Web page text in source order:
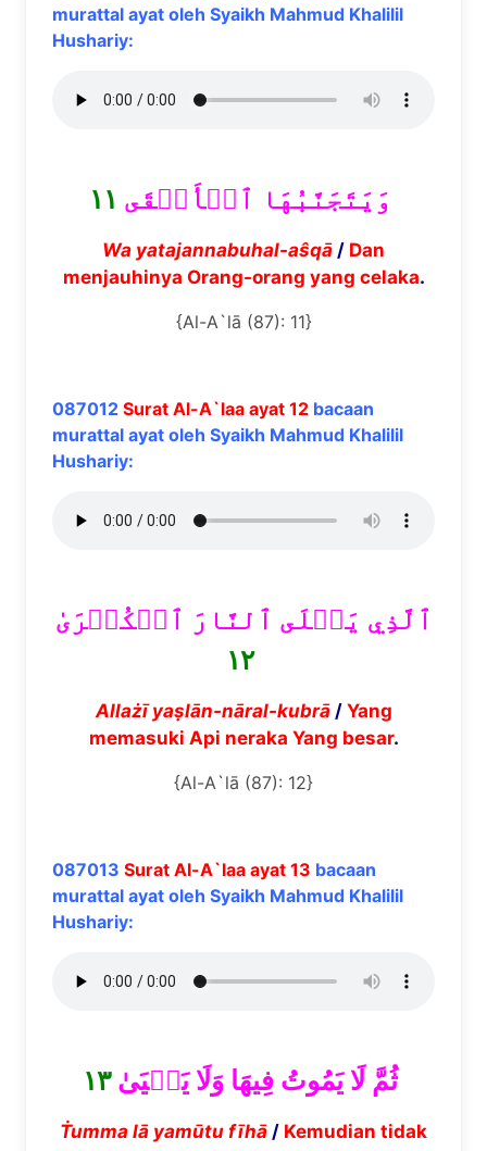
murattal ayat oleh Syaikh Mahmud Khalilil
Hushariy:
وَيَتَجَنَّبُهَا ٱلۡأَشۡقَى ١١
Wa yatajannabuhal-aŝqā / Dan
menjauhinya Orang-orang yang celaka.
{Al-A`lā (87): 11}
087012 Surat Al-A`laa ayat 12 bacaan
murattal ayat oleh Syaikh Mahmud Khalilil
Hushariy:
ٱلَّذِي يَصۡلَى ٱلنَّارَ ٱلۡكُبۡرَىٰ
١٢
Allażīyaṣlān-nāral-kubrā/ Yang
memasuki Api neraka Yang besar.
{Al-A`lā (87): 12}
087013 Surat Al-A`laa ayat 13 bacaan
murattal ayat oleh Syaikh Mahmud Khalilil
Hushariy:
ثُمَّ لَا يَمُوتُ فِيهَا وَلَا يَحۡيَىٰ١٣
Ṫumma lā yamūtu fīhā / Kemudian tidak